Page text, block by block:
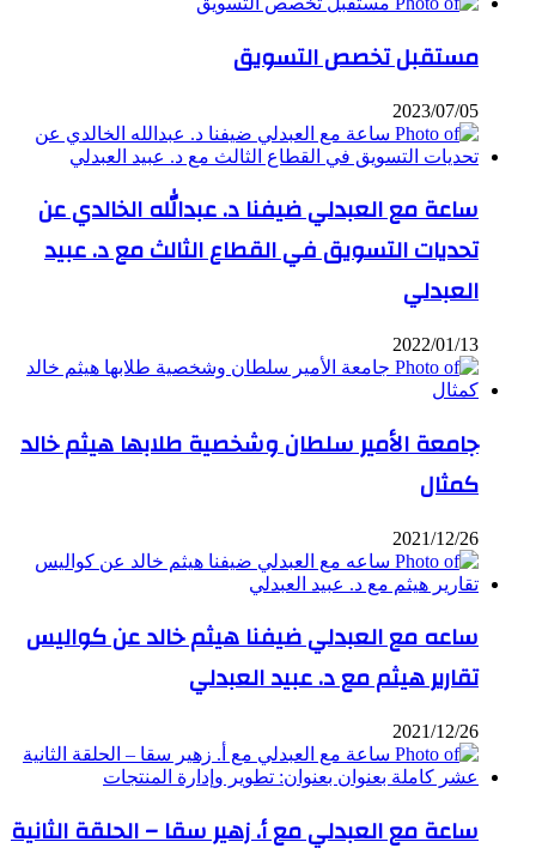
مستقبل تخصص التسويق
2023/07/05
ساعة مع العبدلي ضيفنا د. عبدالله الخالدي عن
تحديات التسويق في القطاع الثالث مع د. عبيد
العبدلي
2022/01/13
جامعة الأمير سلطان وشخصية طلابها هيثم خالد
كمثال
2021/12/26
ساعه مع العبدلي ضيفنا هيثم خالد عن كواليس
تقارير هيثم مع د. عبيد العبدلي
2021/12/26
ساعة مع العبدلي مع أ. زهير سقا – الحلقة الثانية